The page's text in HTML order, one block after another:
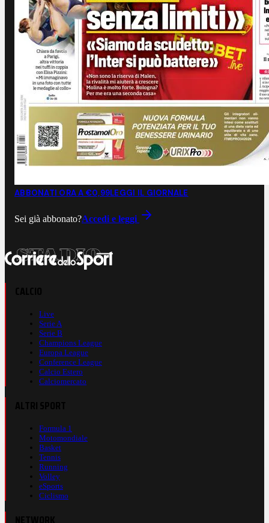
ABBONATI ORA A €0,99LEGGI IL GIORNALE
Sei già abbonato?Accedi e leggi
Live
Serie A
Serie B
Champions League
Europa League
Conference League
Calcio Estero
Calciomercato
Formula 1
Motomondiale
Basket
Tennis
Running
Volley
eSports
Ciclismo